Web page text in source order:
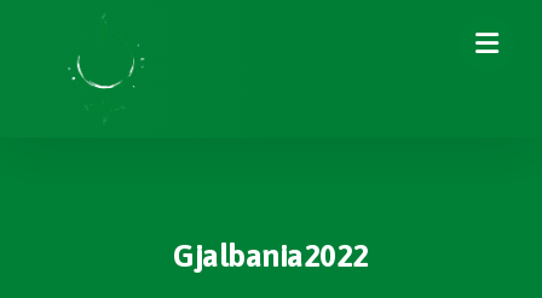
Gjalbania2022